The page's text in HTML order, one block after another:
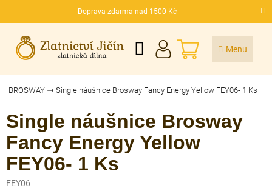
Doprava zdarma nad 1500 Kč
CZK
NÁKUPNÍ
KOŠÍK
BROSWAY Single náušnice Brosway Fancy Energy Yellow FEY06- 1 Ks
Single náušnice Brosway
Fancy Energy Yellow
FEY06- 1 Ks
FEY06